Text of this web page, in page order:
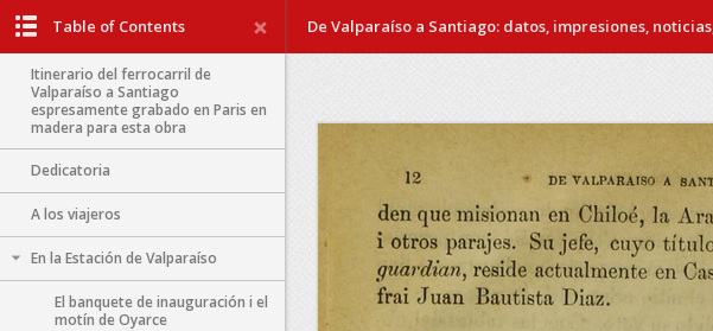
De Valparaíso a Santiago: datos, impresiones,
Table of Contents
Itinerario del ferrocarril de
Valparaíso a Santiago
espresamente grabado en Paris en
madera para esta obra
Dedicatoria
A los viajeros
En la Estación de Valparaíso
El banquete de inauguración i el
motín de Oyarce